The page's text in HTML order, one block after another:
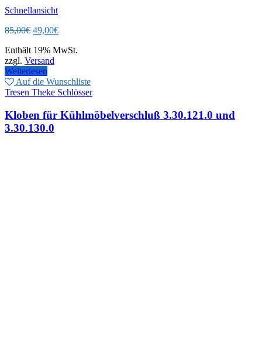
Schnellansicht
85,00€ Ursprünglicher
war:
85,00€
49,00€Aktueller
ist:
Enthält 19% MwSt.
zzgl. Versand
Weiterlesen
Auf die Wunschliste
Tresen Theke Schlösser
Kloben für Kühlmöbelverschluß 3.30.121.0 und
3.30.130.0